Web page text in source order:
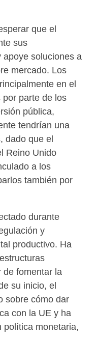
que el
sus
soluciones a
mercado. Los
en el
por parte de los
pública,
tendrían una
dado que el
Reino Unido
a los
también por
durante
y
productivo. Ha
de fomentar la
su inicio, el
sobre cómo dar
con la UE y ha
política monetaria,